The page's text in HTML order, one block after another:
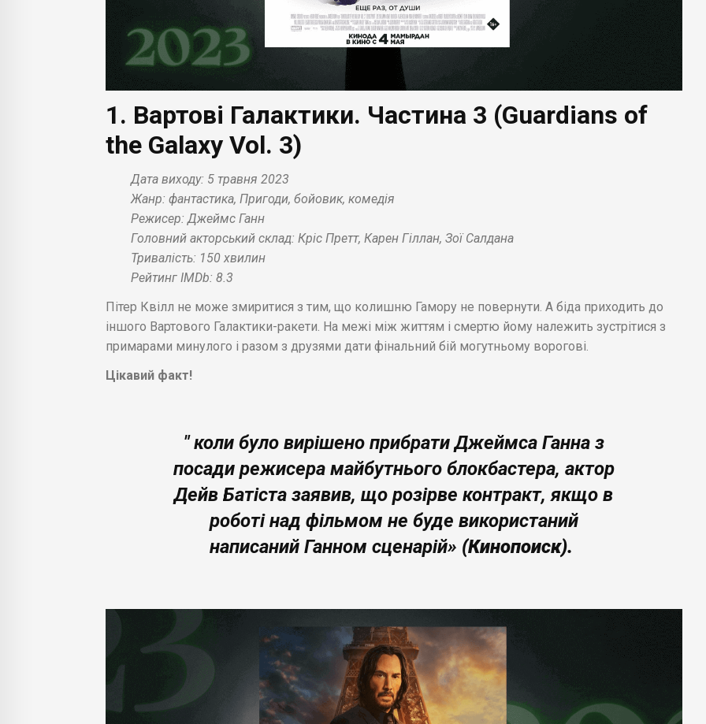
1. Вартові Галактики. Частина 3 (Guardians of
theGalaxy Vol. 3)
Дата виходу: 5 травня 2023
Жанр: фантастика, Пригоди, бойовик, комедія
Режисер: Джеймс Ганн
Головний акторський склад: Кріс Претт, Карен Гіллан, Зої Салдана
Тривалість: 150 хвилин
Рейтинг IMDb: 8.3
Пітер Квілл не може змиритися з тим, що колишню Гамору не повернути. А біда приходить до
іншого Вартового Галактики-ракети. На межі між життям і смертю йому належить зустрітися з
примарами минулого і разом з друзями дати фінальний бій могутньому ворогові.
Цікавий факт!
" коли було вирішено прибрати Джеймса Ганна з
посади режисера майбутнього блокбастера, актор
Дейв Батіста заявив, що розірве контракт, якщо в
роботі над фільмом не буде використаний
написаний Ганном сценарій» (Кинопоиск).